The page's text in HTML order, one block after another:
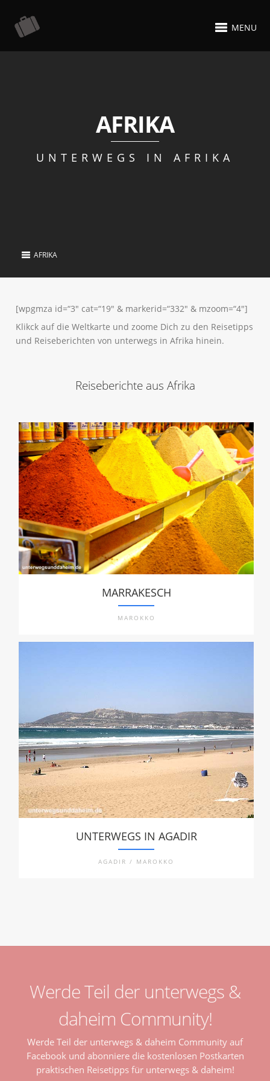
MENU
AFRIKA
UNTERWEGS IN AFRIKA
AFRIKA
[wpgmza id=“3″ cat=“19″ & markerid=“332″ & mzoom=“4″]
Klikck auf die Weltkarte und zoome Dich zu den Reisetipps
und Reiseberichten von unterwegs in Afrika hinein.
Reiseberichte aus Afrika
MARRAKESCH
MAROKKO
UNTERWEGS IN AGADIR
AGADIR / MAROKKO
Werde Teil der unterwegs &
daheim Community!
Werde Teil der unterwegs & daheim Community auf
Facebook und abonniere die kostenlosen Postkarten
praktischen Reisetipps für unterwegs & daheim!